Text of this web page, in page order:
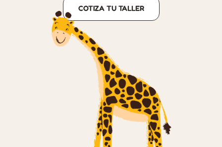
COTIZA TU TALLER